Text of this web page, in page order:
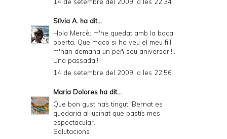
14 de setembre del 2009, a les 22:34
Sílvia A. ha dit...
Hola Mercè: m'he quedat amb la boca
oberta. Que maco si ho veu el meu fill
m'han demana un peñ seu aniversari!!.
Una passada!!!
14 de setembre del 2009, a les 22:56
Maria Dolores ha dit...
Que bon gust has tingut, Bernat es
quedaria al·lucinat que pastís mes
espectacular.
Salutacions